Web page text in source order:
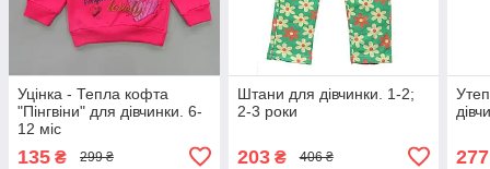
Уцінка - Тепла кофта
"Пінгвіни" для дівчинки. 6-
12 міс
135 ₴ 299 ₴
Штани для дівчинки. 1-2;
2-3 роки
203₴ 406 ₴ 277